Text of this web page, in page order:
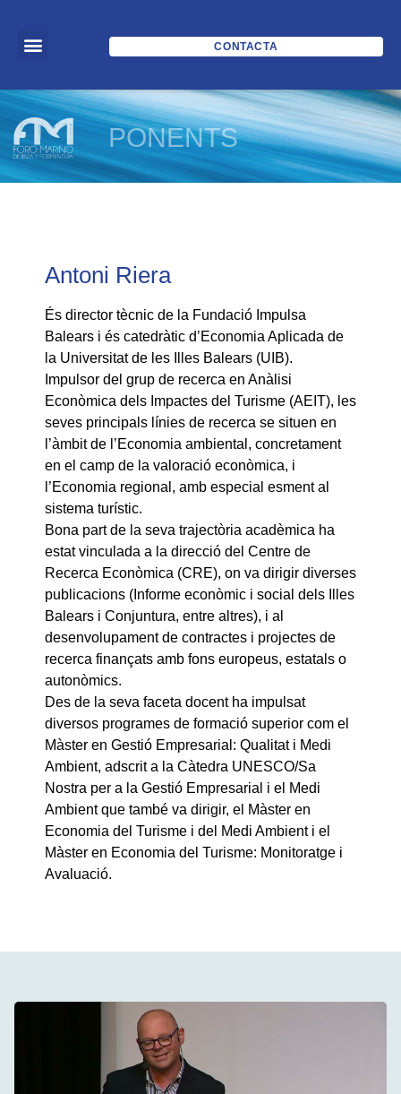
CONTACTA
PONENTS
Antoni Riera
És director tècnic de la Fundació Impulsa
Balears i és catedràtic d’Economia Aplicada de
la Universitat de les Illes Balears (UIB).
Impulsor del grup de recerca en Anàlisi
Econòmica dels Impactes del Turisme (AEIT), les
seves principals línies de recerca se situen en
l’àmbit de l’Economia ambiental, concretament
en el camp de la valoració econòmica, i
l’Economia regional, amb especial esment al
sistema turístic.
Bona part de la seva trajectòria acadèmica ha
estat vinculada a la direcció del Centre de
Recerca Econòmica (CRE), on va dirigir diverses
publicacions (Informe econòmic i social dels Illes
Balears i Conjuntura, entre altres), i al
desenvolupament de contractes i projectes de
recerca finançats amb fons europeus, estatals o
autonòmics.
Des de la seva faceta docent ha impulsat
diversos programes de formació superior com el
Màster en Gestió Empresarial: Qualitat i Medi
Ambient, adscrit a la Càtedra UNESCO/Sa
Nostra per a la Gestió Empresarial i el Medi
Ambient que també va dirigir, el Màster en
Economia del Turisme i del Medi Ambient i el
Màster en Economia del Turisme: Monitoratge i
Avaluació.